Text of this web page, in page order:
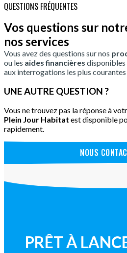
QUESTIONS FRÉQUENTES
Vos questions sur
nos services
Vous avez des questions sur nos
ou les aides financières disponibles
aux interrogations les plus
UNE AUTRE QUESTION ?
Vous ne trouvez pas la réponse à
Plein Jour Habitat est disponible
rapidement.
NOUS
PRÊT À